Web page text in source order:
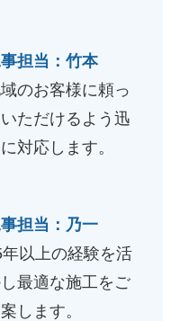
担当：竹本
のお客様に頼っ
ただけるよう迅
対応します。
担当：乃一
年以上の経験を活
最適な施工をご
します。